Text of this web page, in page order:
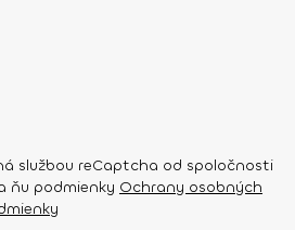
službou reCaptcha od spoločnosti
ňu podmienky Ochrany osobných